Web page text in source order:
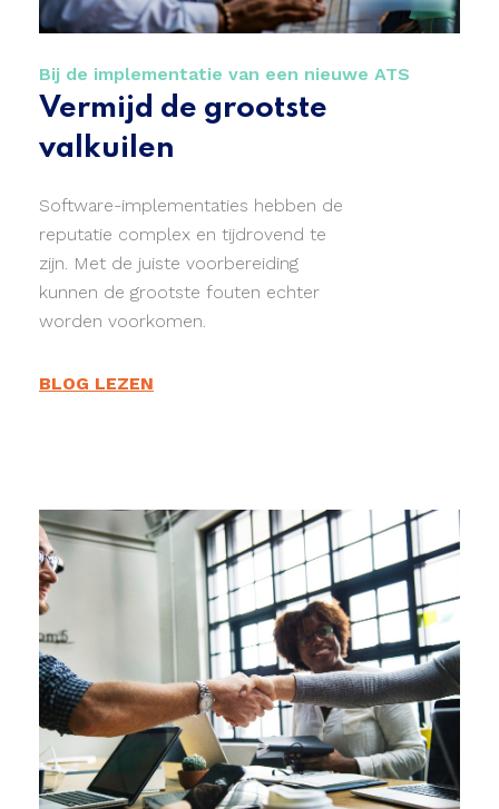
Bij de implementatie van een nieuwe ATS
Vermijd de grootste
valkuilen
Software-implementaties hebben de
reputatie complex en tijdrovend te
zijn. Met de juiste voorbereiding
kunnen de grootste fouten echter
worden voorkomen.
BLOG LEZEN